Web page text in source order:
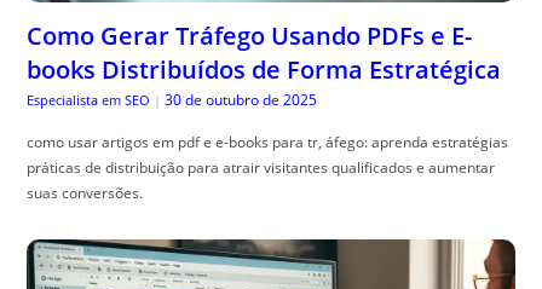
Como Gerar Tráfego Usando PDFs e E-
books Distribuídos de Forma Estratégica
Especialista em SEO | 30 de outubro de 2025
como usar artigos em pdf e e-books para tr, áfego: aprenda estratégias
práticas de distribuição para atrair visitantes qualificados e aumentar
suas conversões.